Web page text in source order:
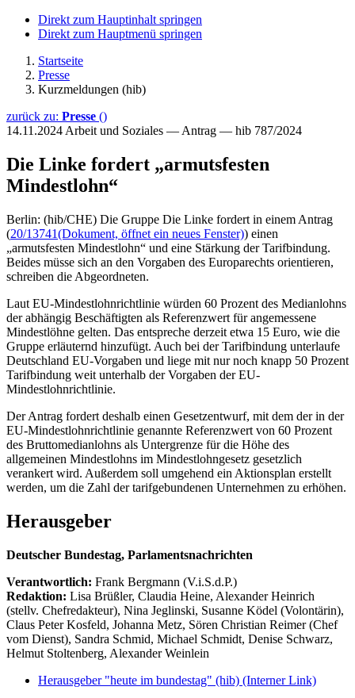
Direkt zum Hauptinhalt springen
Direkt zum Hauptmenü springen
Startseite
Presse
Kurzmeldungen (hib)
zurück zu: Presse ()
14.11.2024 Arbeit und Soziales — Antrag — hib 787/2024
Die Linke fordert „armutsfesten
Mindestlohn“
Berlin: (hib/CHE) Die Gruppe Die Linke fordert in einem Antrag
(20/13741(Dokument, öffnet ein neues Fenster)) einen
„armutsfesten Mindestlohn“ und eine Stärkung der Tarifbindung.
Beides müsse sich an den Vorgaben des Europarechts orientieren,
schreiben die Abgeordneten.
Laut EU-Mindestlohnrichtlinie würden 60 Prozent des Medianlohns
der abhängig Beschäftigten als Referenzwert für angemessene
Mindestlöhne gelten. Das entspreche derzeit etwa 15 Euro, wie die
Gruppe erläuternd hinzufügt. Auch bei der Tarifbindung unterlaufe
Deutschland EU-Vorgaben und liege mit nur noch knapp 50 Prozent
Tarifbindung weit unterhalb der Vorgaben der EU-
Mindestlohnrichtlinie.
Der Antrag fordert deshalb einen Gesetzentwurf, mit dem der in der
EU-Mindestlohnrichtlinie genannte Referenzwert von 60 Prozent
des Bruttomedianlohns als Untergrenze für die Höhe des
allgemeinen Mindestlohns im Mindestlohngesetz gesetzlich
verankert wird. Außerdem soll umgehend ein Aktionsplan erstellt
werden, um die Zahl der tarifgebundenen Unternehmen zu erhöhen.
Herausgeber
Deutscher Bundestag, Parlamentsnachrichten
Verantwortlich: Frank Bergmann (V.i.S.d.P.)
Redaktion: Lisa Brüßler, Claudia Heine, Alexander Heinrich
(stellv. Chefredakteur), Nina Jeglinski, Susanne Ködel (Volontärin),
Claus Peter Kosfeld, Johanna Metz, Sören Christian Reimer (Chef
vom Dienst), Sandra Schmid, Michael Schmidt, Denise Schwarz,
Helmut Stoltenberg, Alexander Weinlein
Herausgeber "heute im bundestag" (hib) (Interner Link)